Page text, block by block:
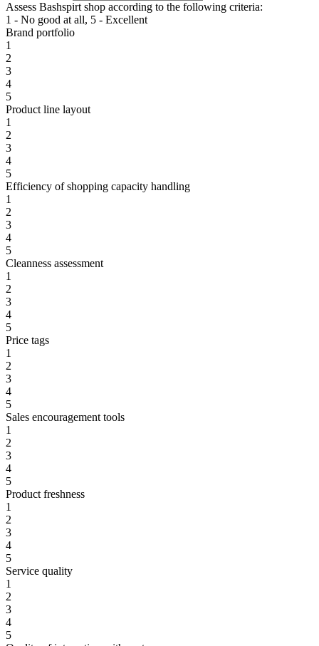
Assess Bashspirt shop according to the following criteria:
1 - No good at all, 5 - Excellent
Brand portfolio
1
2
3
4
5
Product line layout
1
2
3
4
5
Efficiency of shopping capacity handling
1
2
3
4
5
Cleanness assessment
1
2
3
4
5
Price tags
1
2
3
4
5
Sales encouragement tools
1
2
3
4
5
Product freshness
1
2
3
4
5
Service quality
1
2
3
4
5